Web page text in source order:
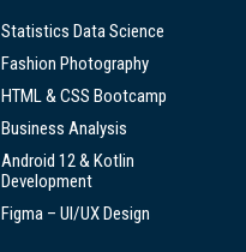
Statistics Data Science
Fashion Photography
HTML & CSS Bootcamp
Business Analysis
Android 12 & Kotlin
Development
Figma – UI/UX Design